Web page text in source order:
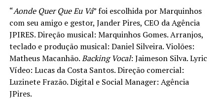
“Aonde Quer Que Eu Vá” foi escolhida por Marquinhos
com seu amigo e gestor, Jander Pires, CEO da Agência
JPIRES. Direção musical: Marquinhos Gomes. Arranjos,
teclado e produção musical: Daniel Silveira. Violões:
Matheus Macanhão.Backing Vocal: Jaimeson Silva. Lyric
Vídeo: Lucas da Costa Santos. Direção comercial:
Luzinete Frazão. Digital e Social Manager: Agência
JPires.